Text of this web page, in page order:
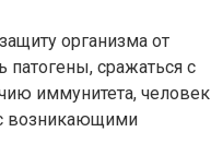
организма от
патогены, сражаться с
иммунитета, человек
возникающими